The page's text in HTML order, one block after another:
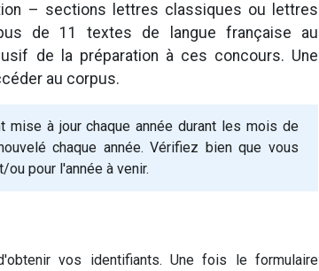
– sections lettres classiques ou lettres
de 11 textes de langue française au
de la préparation à ces concours. Une
au corpus.
mise à jour chaque année durant les mois de
chaque année. Vérifiez bien que vous
pour l'année à venir.
vos identifiants. Une fois le formulaire